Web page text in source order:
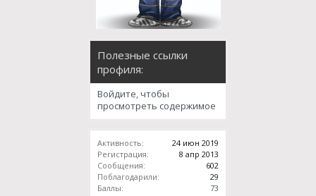
Полезные ссылки
профиля:
Войдите, чтобы
просмотреть содержимое
Активность:
24 июн 2019
Регистрация:
8 апр 2013
Сообщения:
602
Поблагодарили:
29
Баллы:
73